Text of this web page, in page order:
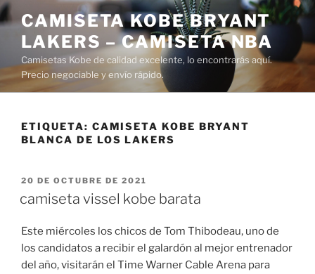
Saltar
al
contenido
CAMISETA KOBE BRYANT
LAKERS – CAMISETA NBA
Camisetas Kobe de calidad excelente, lo encontrarás aquí.
Precio negociable y envío rápido.
ETIQUETA: CAMISETA KOBE BRYANT
BLANCA DE LOS LAKERS
PUBLICADO
20 DE OCTUBRE DE 2021
camiseta vissel kobe barata
Este miércoles los chicos de Tom Thibodeau, uno de
los candidatos a recibir el galardón al mejor entrenador
del año, visitarán el Time Warner Cable Arena para